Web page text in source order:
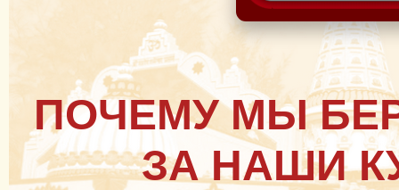
ПОЧЕМУ МЫ
ЗА НАШИ